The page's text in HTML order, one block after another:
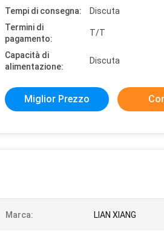
Tempi di consegna:
Discuta
Termini di
pagamento:
T/T
Capacità di
alimentazione:
Discuta
Miglior Prezzo
Marca: LIAN XIANG